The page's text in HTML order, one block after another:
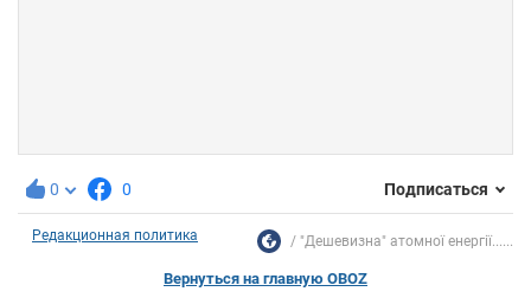
0 0 Подписаться
Редакционная политика "Дешевизна" атомної енергії......
Вернуться на главную OBOZ